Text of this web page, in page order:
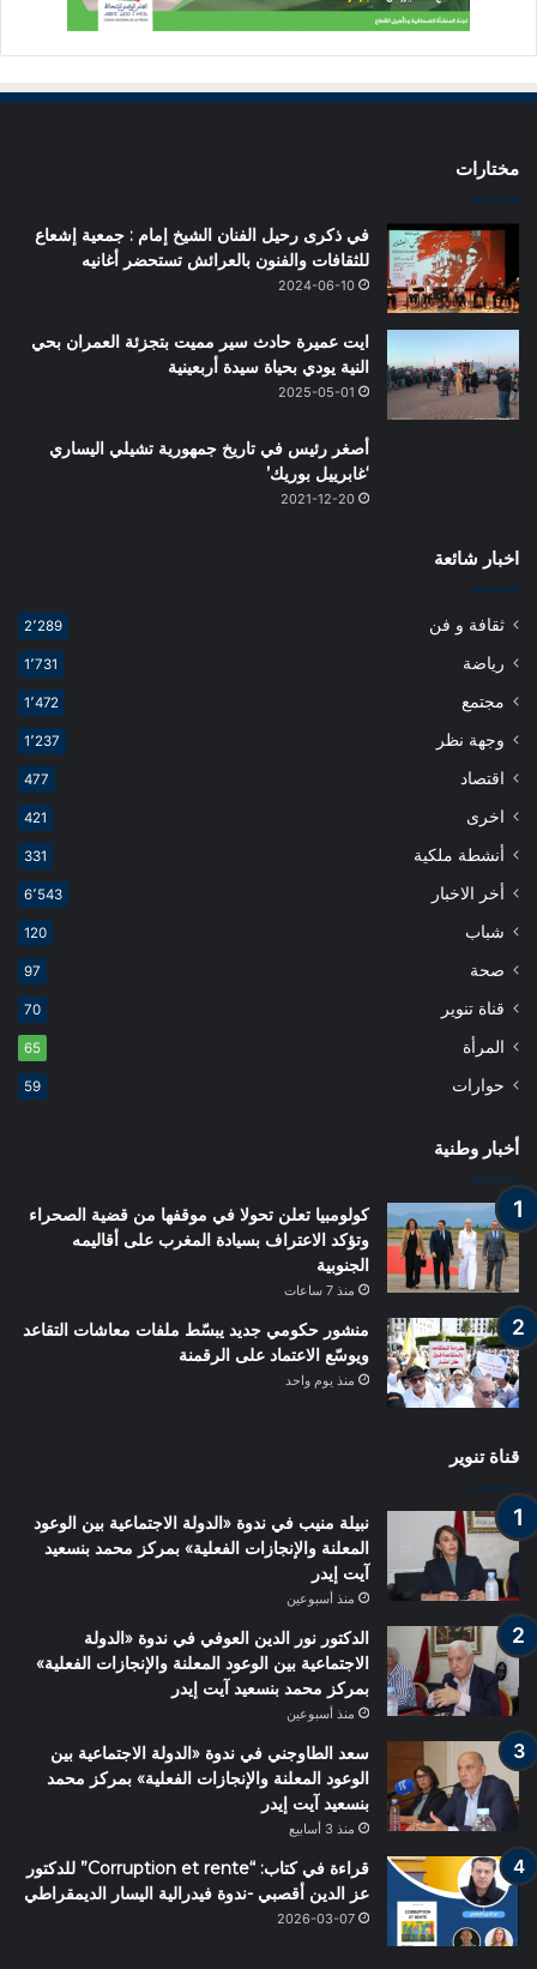
مختارات
في ذكرى رحيل الفنان الشيخ إمام : جمعية إشعاع
للثقافات والفنون بالعرائش تستحضر أغانيه
2024-06-10
ايت عميرة حادث سير مميت بتجزئة العمران بحي
النية يودي بحياة سيدة أربعينية
2025-05-01
أصغر رئيس في تاريخ جمهورية تشيلي اليساري
‘غابرييل بوريك’
2021-12-20
اخبار شائعة
ثقافة و فن 2٬289
رياضة 1٬731
مجتمع 1٬472
وجهة نظر 1٬237
اقتصاد 477
اخرى 421
أنشطة ملكية 331
أخر الاخبار 6٬543
شباب 120
صحة 97
قناة تنوير 70
المرأة 65
حوارات 59
أخبار وطنية
كولومبيا تعلن تحولا في موقفها من قضية الصحراء
وتؤكد الاعتراف بسيادة المغرب على أقاليمه
الجنوبية
منذ 7 ساعات
منشور حكومي جديد يبسّط ملفات معاشات التقاعد
ويوسّع الاعتماد على الرقمنة
منذ يوم واحد
قناة تنوير
نبيلة منيب في ندوة «الدولة الاجتماعية بين الوعود
المعلنة والإنجازات الفعلية» بمركز محمد بنسعيد
آيت إيدر
منذ أسبوعين
الدكتور نور الدين العوفي في ندوة «الدولة
الاجتماعية بين الوعود المعلنة والإنجازات الفعلية»
بمركز محمد بنسعيد آيت إيدر
منذ أسبوعين
سعد الطاوجني في ندوة «الدولة الاجتماعية بين
الوعود المعلنة والإنجازات الفعلية» بمركز محمد
بنسعيد آيت إيدر
منذ 3 أسابيع
قراءة في كتاب: “Corruption et rente” للدكتور
عز الدين أقصبي -ندوة فيدرالية اليسار الديمقراطي
2026-03-07